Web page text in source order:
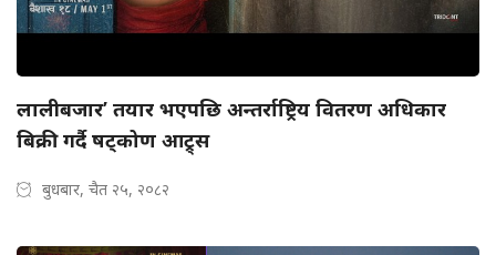
लालीबजार’ तयार भएपछि अन्तर्राष्ट्रिय वितरण अधिकार
बिक्री गर्दै षट्कोण आट्र्स
बुधबार, चैत २५, २०८२